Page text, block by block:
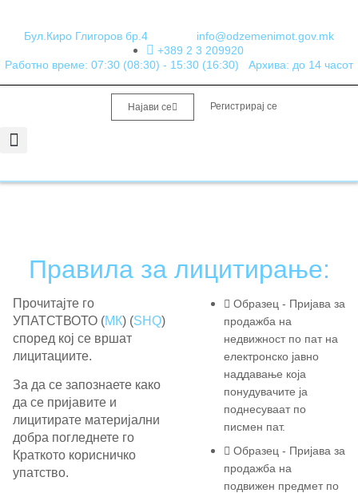
Бул.Киро Глигоров бр.4
info@odzemenimot.gov.mk
+389 2 3 209920
Работно време: 07:30 (08:30) - 15:30 (16:30)
Архива: до 14 часот
Најави се Регистрирај се
Правила за лицитирање:
Прочитајте го
УПАТСТВОТО (МК) (SHQ)
според кој се вршат
лицитациите.
За да се запознаете како
да се пријавите и
лицитирате материјални
добра погледнете го
Краткото корисничко
упатство.
Образец - Пријава за
продажба на
недвижност по пат на
електронско јавно
наддавање која
понудувачите ја
поднесуваат по
писмен пат.
Образец - Пријава за
продажба на
подвижен предмет по